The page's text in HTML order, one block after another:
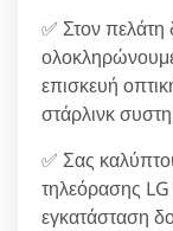
✅ Στον πελάτη
επισκευή
στάρλινκ
✅ Σας
τηλεόρασης
εγκατάσταση